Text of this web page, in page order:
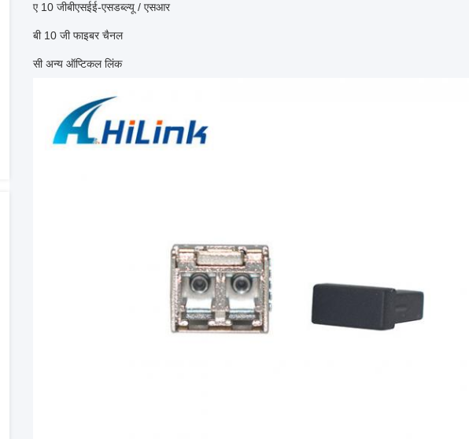
ए 10 जीबीएसईई-एसडब्ल्यू / एसआर
बी 10 जी फाइबर चैनल
सी अन्य ऑप्टिकल लिंक